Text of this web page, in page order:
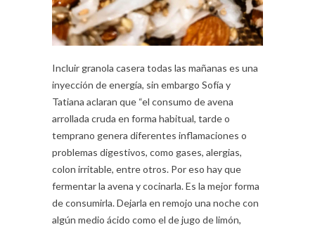
Incluir granola casera todas las mañanas es una
inyección de energía, sin embargo Sofía y
Tatiana aclaran que “el consumo de avena
arrollada cruda en forma habitual, tarde o
temprano genera diferentes inflamaciones o
problemas digestivos, como gases, alergias,
colon irritable, entre otros. Por eso hay que
fermentar la avena y cocinarla. Es la mejor forma
de consumirla. Dejarla en remojo una noche con
algún medio ácido como el de jugo de limón,